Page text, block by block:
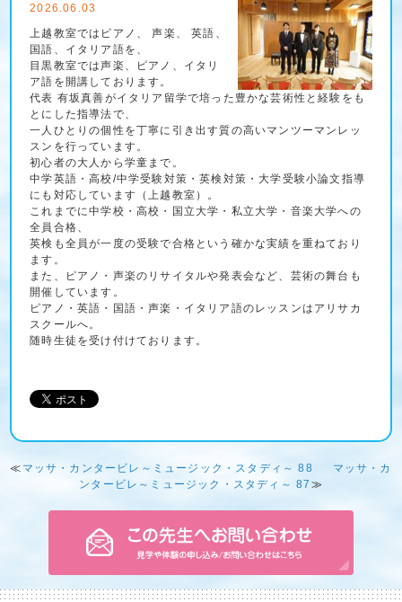
2026.06.03
上越教室ではピアノ、 声楽、 英語、
国語、イタリア語を、
目黒教室では声楽、ピアノ、イタリ
ア語を開講しております。
代表 有坂真善がイタリア留学で培った豊かな芸術性と経験をも
とにした指導法で、
一人ひとりの個性を丁寧に引き出す質の高いマンツーマンレッ
スンを行っています。
初心者の大人から学童まで。
中学英語・高校/中学受験対策・英検対策・大学受験小論文指導
にも対応しています（上越教室）。
これまでに中学校・高校・国立大学・私立大学・音楽大学への
全員合格、
英検も全員が一度の受験で合格という確かな実績を重ねており
ます。
また、ピアノ・声楽のリサイタルや発表会など、芸術の舞台も
開催しています。
ピアノ・英語・国語・声楽・イタリア語のレッスンはアリサカ
スクールへ。
随時生徒を受け付けております。
≪ マッサ・カンタービレ～ミュージック・スタディ～ 88
マッサ・カ
ンタービレ～ミュージック・スタディ～ 87 ≫